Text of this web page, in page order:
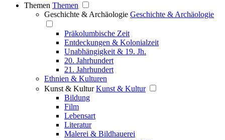
Themen Themen
Geschichte & Archäologie Geschichte & Archäologie
Präkolumbische Zeit
Entdeckungen & Kolonialzeit
Unabhängigkeit & 19. Jh.
20. Jahrhundert
21. Jahrhundert
Ethnien & Kulturen
Kunst & Kultur Kunst & Kultur
Bildung
Film
Lebensart
Literatur
Malerei & Bildhauerei